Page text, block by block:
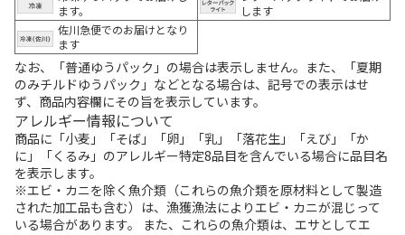
ます。
します
佐川急便でのお届けとなり
ます
なお、「普通ゆうパック」の場合は表示しません。また、「夏期
のみチルドゆうパック」などとなる場合は、記号での表示はせ
ず、商品内容欄にその旨を表示しています。
アレルギー情報について
商品に「小麦」「そば」「卵」「乳」「落花生」「えび」「か
に」「くるみ」のアレルギー特定8品目を含んでいる場合に品目名
を表示します。
※エビ・カニを除く魚介類（これらの魚介類を原材料として製造
された加工品も含む）は、漁獲漁法によりエビ・カニが混じって
いる場合があります。 また、これらの魚介類は、エサとしてエ